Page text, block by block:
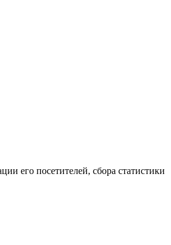
его посетителей, сбора статистики